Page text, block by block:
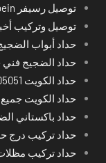
توصيل رسيفر bein و تركيب ستلايت و رسيفرات في الكويت
توصيل وتركيب
حداد أبواب
حداد الضجيج
حداد الكويت 66405051 جميع مدن الكويت
حداد الكويت
حداد باكستاني
حداد تركيب درج
حداد تركيب